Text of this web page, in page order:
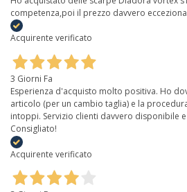
competenza,poi il prezzo davvero
Acquirente verificato
3 Giorni Fa
Esperienza d'acquisto molto positiva. Ho
articolo (per un cambio taglia) e la
intoppi. Servizio clienti davvero disponibile
Consigliato!
Acquirente verificato